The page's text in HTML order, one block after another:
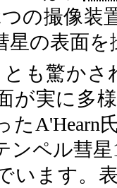
の撮像装
星の表面を
とも驚か
が実に多
たA'Hearn
ンペル彗
います。